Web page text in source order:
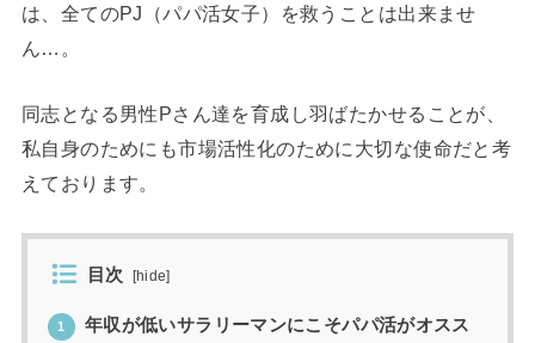
は、全てのPJ（パパ活女子）を救うことは出来ませ
ん…。
同志となる男性Pさん達を育成し羽ばたかせることが、
私自身のためにも市場活性化のために大切な使命だと考
えております。
目次 [hide]
1
年収が低いサラリーマンにこそパパ活がオスス